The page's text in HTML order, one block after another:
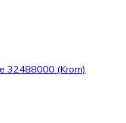
32488000 (Krom)